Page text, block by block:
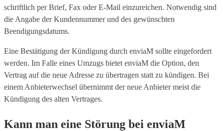
schriftlich per Brief, Fax oder E-Mail einzureichen. Notwendig sind
die Angabe der Kundennummer und des gewünschten
Beendigungsdatums.
Eine Bestätigung der Kündigung durch enviaM sollte eingefordert
werden. Im Falle eines Umzugs bietet enviaM die Option, den
Vertrag auf die neue Adresse zu übertragen statt zu kündigen. Bei
einem Anbieterwechsel übernimmt der neue Anbieter meist die
Kündigung des alten Vertrages.
Kann man eine Störung bei enviaM